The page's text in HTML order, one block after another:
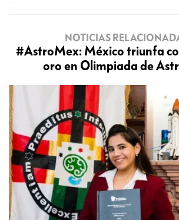
NOTICIAS
#AstroMex: México triunfa
oro en Olimpiada de